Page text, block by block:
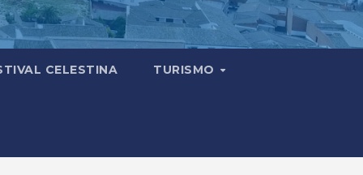
CELESTINA TURISMO